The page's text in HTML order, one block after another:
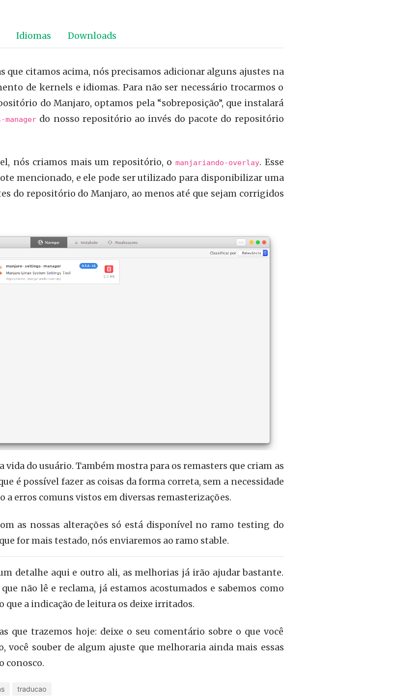
Idiomas Downloads
que citamos acima, nós precisamos adicionar alguns ajustes na
de kernels e idiomas. Para não ser necessário trocarmos o
do Manjaro, optamos pela “sobreposição”, que instalará
do nosso repositório ao invés do pacote do repositório
nós criamos mais um repositório, o manjariando-overlay. Esse
mencionado, e ele pode ser utilizado para disponibilizar uma
do repositório do Manjaro, ao menos até que sejam corrigidos
vida do usuário. Também mostra para os remasters que criam as
é possível fazer as coisas da forma correta, sem a necessidade
a erros comuns vistos em diversas remasterizações.
as nossas alterações só está disponível no ramo testing do
for mais testado, nós enviaremos ao ramo stable.
detalhe aqui e outro ali, as melhorias já irão ajudar bastante.
não lê e reclama, já estamos acostumados e sabemos como
que a indicação de leitura os deixe irritados.
que trazemos hoje: deixe o seu comentário sobre o que você
você souber de algum ajuste que melhoraria ainda mais essas
conosco.
traducao